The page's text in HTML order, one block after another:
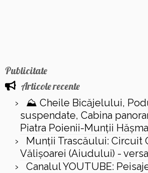
Publicitate
Articole recente
⛰️ Cheile Bicăjelului,
suspendate, Cabina
Piatra Poienii-Munții
Munții Trascăului: Circuit
Vălișoarei (Aiudului) -
Canalul YOUTUBE: